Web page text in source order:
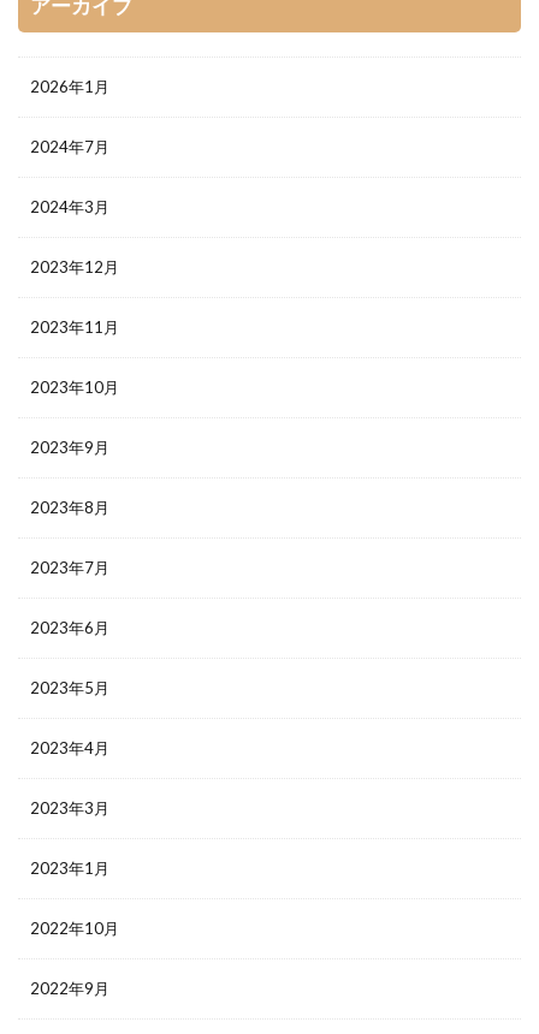
アーカイブ
2026年1月
2024年7月
2024年3月
2023年12月
2023年11月
2023年10月
2023年9月
2023年8月
2023年7月
2023年6月
2023年5月
2023年4月
2023年3月
2023年1月
2022年10月
2022年9月